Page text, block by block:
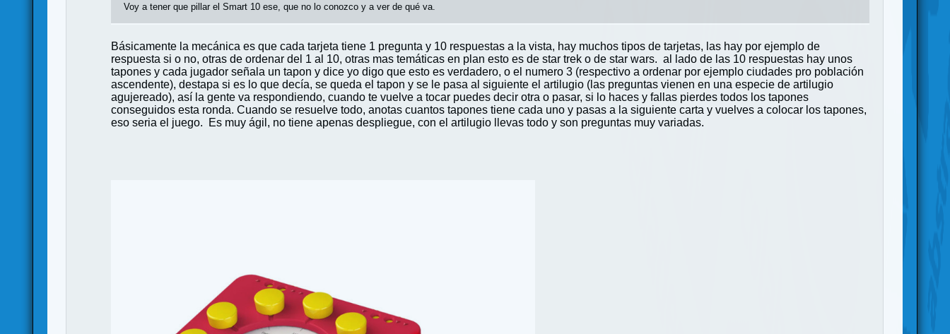
Voy a tener que pillar el Smart 10 ese, que no lo conozco y a ver de qué va.
Básicamente la mecánica es que cada tarjeta tiene 1 pregunta y 10 respuestas a la vista, hay muchos tipos de tarjetas, las hay por ejemplo de
respuesta si o no, otras de ordenar del 1 al 10, otras mas temáticas en plan esto es de star trek o de star wars. al lado de las 10 respuestas hay unos
tapones y cada jugador señala un tapon y dice yo digo que esto es verdadero, o el numero 3 (respectivo a ordenar por ejemplo ciudades pro población
ascendente), destapa si es lo que decía, se queda el tapon y se le pasa al siguiente el artilugio (las preguntas vienen en una especie de artilugio
agujereado), así la gente va respondiendo, cuando te vuelve a tocar puedes decir otra o pasar, si lo haces y fallas pierdes todos los tapones
conseguidos esta ronda. Cuando se resuelve todo, anotas cuantos tapones tiene cada uno y pasas a la siguiente carta y vuelves a colocar los tapones,
eso seria el juego. Es muy ágil, no tiene apenas despliegue, con el artilugio llevas todo y son preguntas muy variadas.